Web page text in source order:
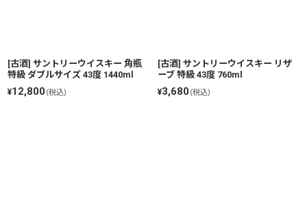
[古酒] サントリーウイスキー 角瓶
特級 ダブルサイズ 43度 1440ml
¥12,800(税込)
[古酒] サントリーウイスキー リザ
ーブ 特級 43度 760ml
¥3,680(税込)